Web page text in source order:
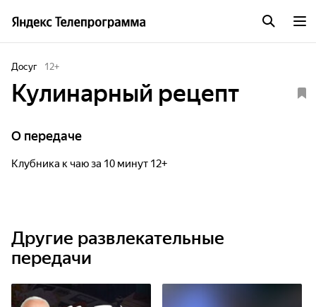
Досуг 12+
Кулинарный рецепт
О передаче
Клубника к чаю за 10 минут 12+
Другие развлекательные
передачи